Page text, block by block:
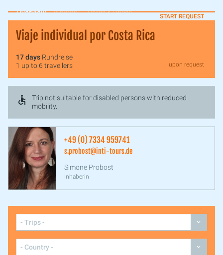
Overview Itinerary Dates & Prices START REQUEST
Viaje individual por Costa Rica
17 days Rundreise
1 up to 6 travellers
upon request
Trip not suitable for disabled persons with reduced
mobility.
+49 (0) 7334 959741
s.probost@inti-tours.de
Simone Probost
Inhaberin